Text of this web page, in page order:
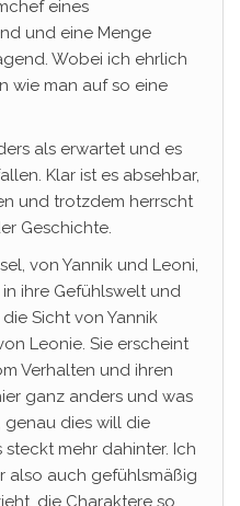
eines
und eine Menge
Wobei ich ehrlich
wie man auf so eine
als erwartet und es
Klar ist es absehbar,
und trotzdem herrscht
Geschichte.
von Yannik und Leoni,
ihre Gefühlswelt und
Sicht von Yannik
Leonie. Sie erscheint
Verhalten und ihren
ganz anders und was
genau dies will die
mehr dahinter. Ich
also auch gefühlsmäßig
die Charaktere so